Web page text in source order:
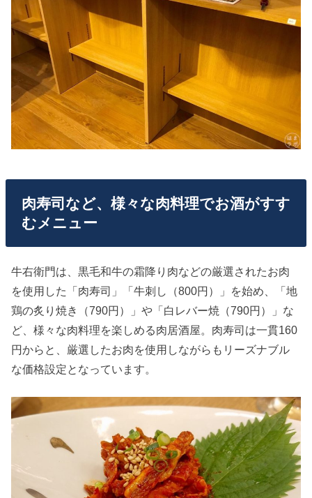
肉寿司など、様々な肉料理でお酒がすす
むメニュー
牛右衛門は、黒毛和牛の霜降り肉などの厳選されたお肉
を使用した「肉寿司」「牛刺し（800円）」を始め、「地
鶏の炙り焼き（790円）」や「白レバー焼（790円）」な
ど、様々な肉料理を楽しめる肉居酒屋。肉寿司は一貫160
円からと、厳選したお肉を使用しながらもリーズナブル
な価格設定となっています。